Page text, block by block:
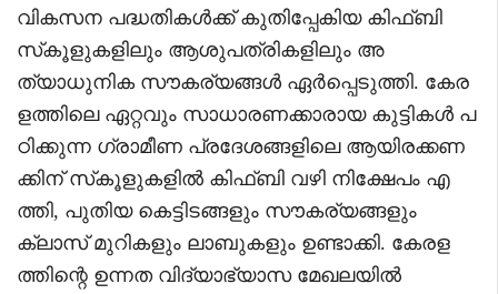
വികസന പദ്ധതികൾക്ക് കുതിപ്പേകിയ കിഫ്ബി
സ്‌കൂളുകളിലും ആശുപത്രികളിലും അ
ത്യാധുനിക സൗകര്യങ്ങൾ ഏർപ്പെടുത്തി. കേര
ളത്തിലെ ഏറ്റവും സാധാരണക്കാരായ കുട്ടികൾ പ
ഠിക്കുന്ന ഗ്രാമീണ പ്രദേശങ്ങളിലെ ആയിരക്കണ
ക്കിന് സ്‌കൂളുകളിൽ കിഫ്ബി വഴി നിക്ഷേപം എ
ത്തി, പുതിയ കെട്ടിടങ്ങളും സൗകര്യങ്ങളും
ക്ലാസ് മുറികളും ലാബുകളും ഉണ്ടാക്കി. കേരള
ത്തിന്റെ ഉന്നത വിദ്യാഭ്യാസ മേഖലയിൽ